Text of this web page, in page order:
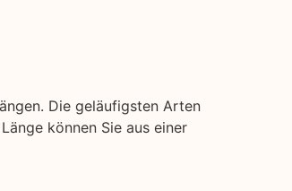
Die geläufigsten Arten
können Sie aus einer